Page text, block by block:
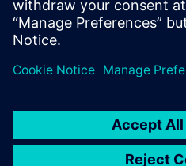
tradicionalnim procesom na